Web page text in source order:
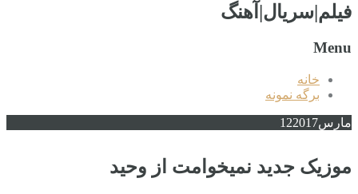
فیلم|سریال|آهنگ
Menu
خانه
برگه نمونه
مارس 122017
موزیک جدید نمیخوامت از وحید